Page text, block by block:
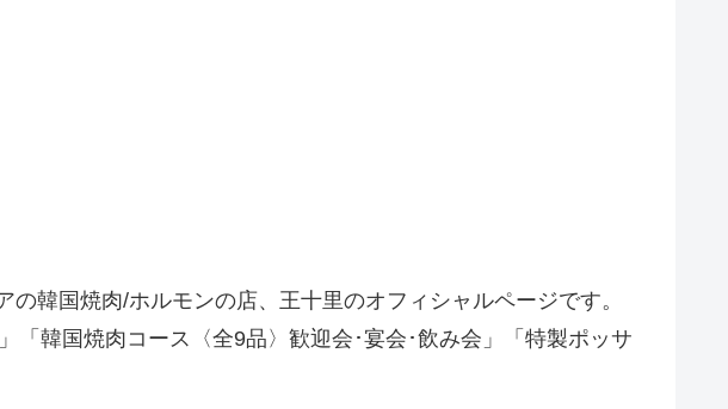
韓国焼肉/ホルモンの店、王十里のオフィシャルページです。
韓国焼肉コース〈全9品〉歓迎会･宴会･飲み会」「特製ポッサ